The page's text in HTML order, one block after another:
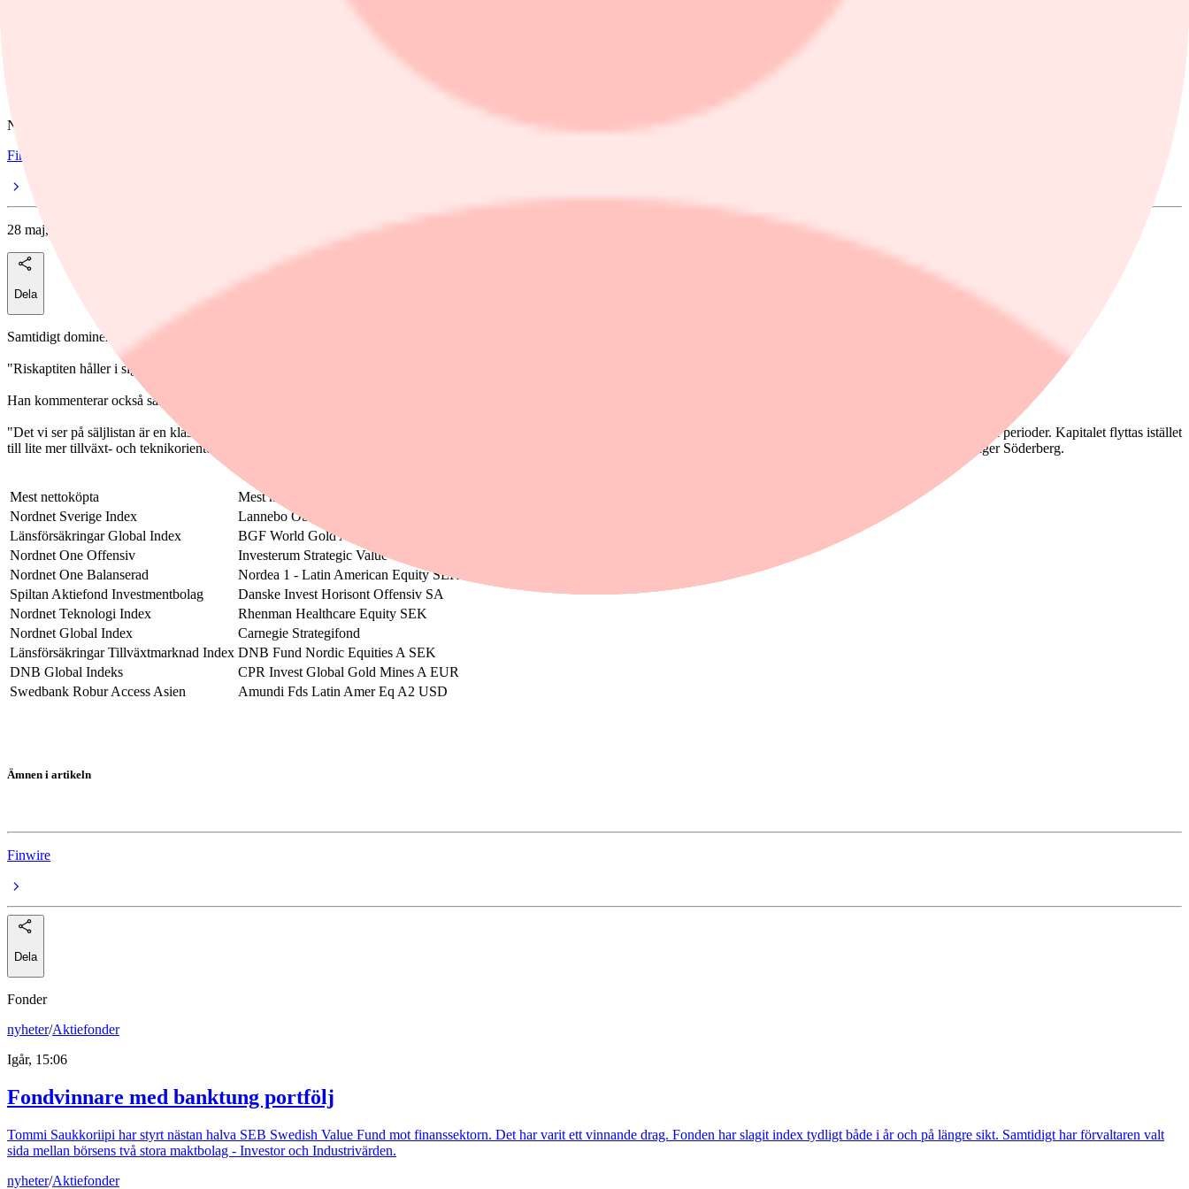
Nordnets fondsparare fortsätter köpa indexfonder – säljer guld
Nätmäklaren Nordnets fondsparare fortsatte att köpa breda indexfonder i maj, med svenska och globala indexfonder i topp.
Finwire
28 maj, 07:10
Dela
Samtidigt dominerades säljsidan av räntefonder, guld- och ädelmetallfonder samt blandfonder, enligt bolaget.
"Riskaptiten håller i sig på marknaden och inför sommaren ser vi hur spararna fortsätter att investera i breda, geografiskt spridda indexfonder", säger sparekonomen Carl-Henrik Söderberg.
Han kommenterar också säljlistan, där det är tydligt att sparare väljer att ta hem vinsterna inom guld och räntepapper.
"Det vi ser på säljlistan är en klassisk rotation. När börshumöret är stabilt väljer många privatsparare att ta hem vinster i tillgångar som fungerat som krockkuddar under mer osäkra perioder. Kapitalet flyttas istället
till lite mer tillväxt- och teknikorienterade miljöer. Vi kan också notera att mer nischade regioner, såsom latinamerikafonder har haft det svårare att locka spararna under maj", säger Söderberg.
Mest nettoköpta
Mest nettosålda
Nordnet Sverige Index
Lannebo Obligationsfond
Länsförsäkringar Global Index
BGF World Gold A2
Nordnet One Offensiv
Investerum Strategic Value
Nordnet One Balanserad
Nordea 1 - Latin American Equity SEK
Spiltan Aktiefond Investmentbolag
Danske Invest Horisont Offensiv SA
Nordnet Teknologi Index
Rhenman Healthcare Equity SEK
Nordnet Global Index
Carnegie Strategifond
Länsförsäkringar Tillväxtmarknad Index DNB Fund Nordic Equities A SEK
DNB Global Indeks
CPR Invest Global Gold Mines A EUR
Swedbank Robur Access Asien
Amundi Fds Latin Amer Eq A2 USD
Ämnen i artikeln
Finwire
Dela
Fonder
nyheter/Aktiefonder
Igår, 15:06
Fondvinnare med banktung portfölj
Tommi Saukkoriipi har styrt nästan halva SEB Swedish Value Fund mot finanssektorn. Det har varit ett vinnande drag. Fonden har slagit index tydligt både i år och på längre sikt. Samtidigt har förvaltaren valt
sida mellan börsens två stora maktbolag - Investor och Industrivärden.
nyheter/Aktiefonder